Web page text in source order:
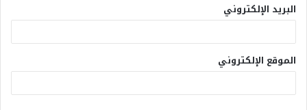
البريد الإلكتروني
الموقع الإلكتروني